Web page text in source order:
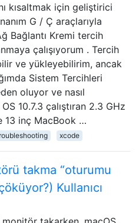
kısaltmak için geliştirici
G / Ç araçlarıyla
Bağlantı Kremi tercih
çalışıyorum . Tercih
ve yükleyebilirim, ancak
Sistem Tercihleri
oluyor ve nasıl
10.7.3 çalıştıran 2.3 GHz
13 inç MacBook …
xcode
takma “oturumu
Kullanıcı